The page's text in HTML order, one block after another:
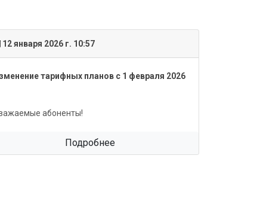
12 января 2026 г. 10:57
тарифных планов с 1 февраля 2026
абоненты!
Подробнее